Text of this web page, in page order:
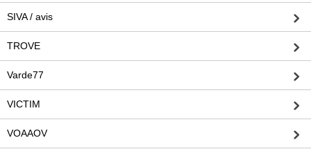
SIVA / avis
TROVE
Varde77
VICTIM
VOAAOV